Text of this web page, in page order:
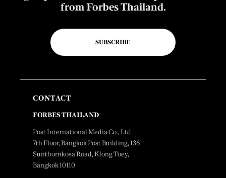
from Forbes Thailand.
SUBSCRIBE
CONTACT
FORBES THAILAND
Post International Media Co., Ltd.
7th Floor, Bangkok Post Building, 136
Sunthornkosa Road, Klong Toey,
Bangkok 10110